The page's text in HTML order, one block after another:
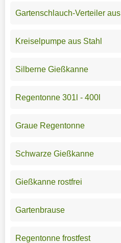
Gartenschlauch-Verteiler
Kreiselpumpe aus Stahl
Silberne Gießkanne
Regentonne 301l - 400l
Graue Regentonne
Schwarze Gießkanne
Gießkanne rostfrei
Gartenbrause
Regentonne frostfest